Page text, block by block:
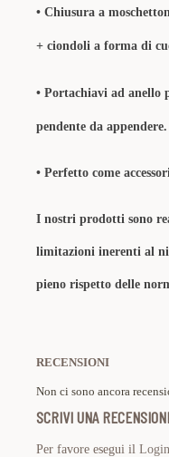
• Chiusura a
+ ciondoli a forma di
• Portachiavi ad anello
pendente da appendere.
• Perfetto come
I nostri prodotti sono
limitazioni inerenti al
pieno rispetto delle
RECENSIONI
Non ci sono ancora
SCRIVI UNA
Per favore esegui il Login